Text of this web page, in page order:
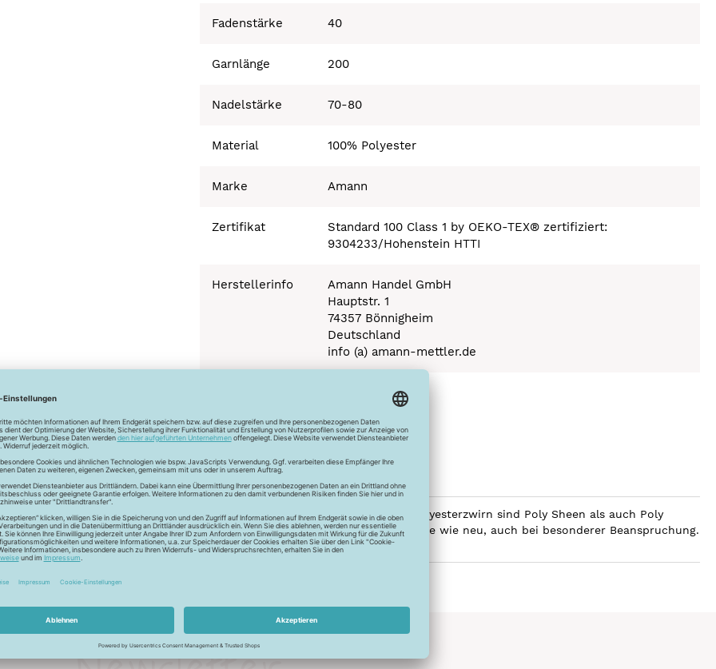
Fadenstärke 40
Garnlänge 200
Nadelstärke 70-80
Material 100% Polyester
Marke Amann
Zertifikat
Standard 100 Class 1 by OEKO-TEX® zertifiziert:
9304233/Hohenstein HTTI
Herstellerinfo
Amann Handel GmbH
Hauptstr. 1
74357 Bönnigheim
Deutschland
info (a) amann-mettler.de
Lichtreflektion und glänzen deshalb besonders. Durch den trilobalen Polyesterzwirn sind Poly Sheen als auch Poly
und Vernähbarkeit. Darüber hinaus bleibt der tolle Glanz über Jahre wie neu, auch bei besonderer Beanspruchung.